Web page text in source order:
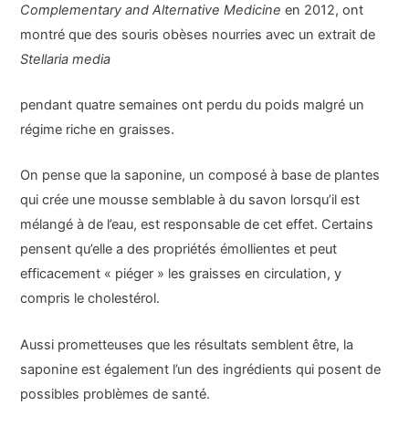
Complementary and Alternative Medicineen 2012, ont
montré que des souris obèses nourries avec un extrait de
Stellaria media
pendant quatre semaines ont perdu du poids malgré un
régime riche en graisses.
On pense que la saponine, un composé à base de plantes
qui crée une mousse semblable à du savon lorsqu’il est
mélangé à de l’eau, est responsable de cet effet. Certains
pensent qu’elle a des propriétés émollientes et peut
efficacement « piéger » les graisses en circulation, y
compris le cholestérol.
Aussi prometteuses que les résultats semblent être, la
saponine est également l’un des ingrédients qui posent de
possibles problèmes de santé.